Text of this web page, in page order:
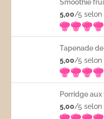
Smoothie
5,00/5
Tapenade
5,00/5
5,00/5